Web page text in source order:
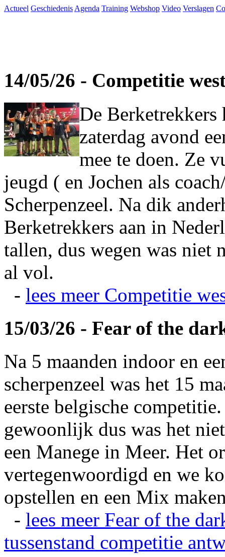
Actueel Geschiedenis Agenda Training Webshop Video Verslagen
14/05/26 - Competitie
De Berketrekkers
zaterdag avond
mee te doen. Ze
jeugd ( en Jochen als
Scherpenzeel. Na dik
Berketrekkers aan in
tallen, dus wegen was niet
al vol.
- lees meer Competitie
15/03/26 - Fear of the
Na 5 maanden indoor en
scherpenzeel was het 15
eerste belgische
gewoonlijk dus was het
een Manege in Meer. Het
vertegenwoordigd en we
opstellen en een Mix
- lees meer Fear of the
tussenstand competitie